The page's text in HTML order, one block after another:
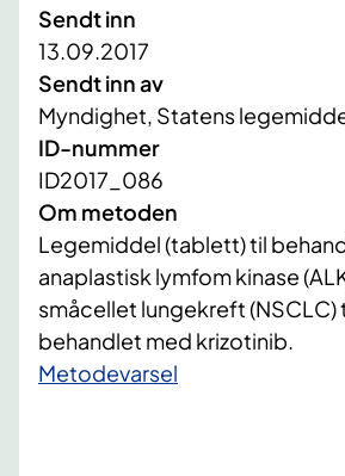
Sendt inn
13.09.2017
Sendt inn av
Myndighet, Statens
ID-nummer
ID2017_086
Om metoden
Legemiddel (tablett) til
anaplastisk lymfom kinase
småcellet lungekreft (NSCLC)
behandlet med krizotinib.
​Metodevarsel